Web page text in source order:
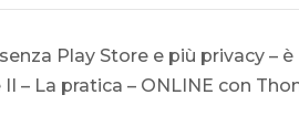
Play Store e più privacy – è
– La pratica – ONLINE con